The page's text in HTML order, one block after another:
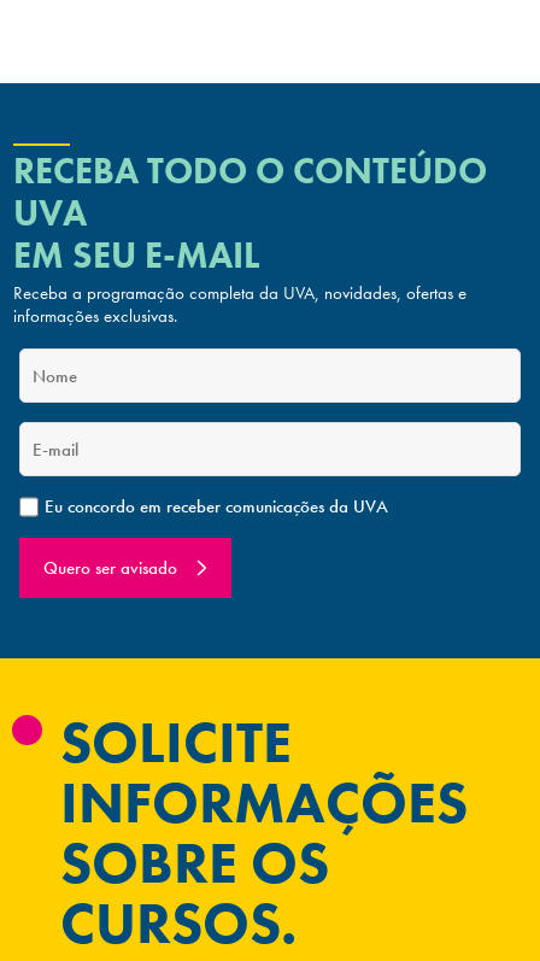
RECEBA TODO O CONTEÚDO
UVA
EM SEU E-MAIL
Receba a programação completa da UVA, novidades, ofertas e
informações exclusivas.
Eu concordo em receber comunicações da UVA
Quero ser avisado
SOLICITE
INFORMAÇÕES
SOBRE OS
CURSOS.